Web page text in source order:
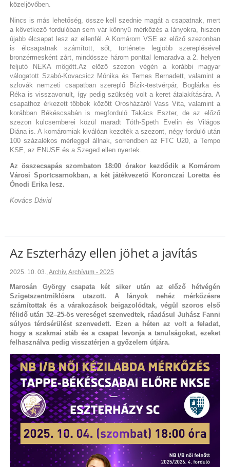
közeljövőben.
Nincs is más lehetőség, össze kell szednie magát a csapatnak, mert
a következő fordulóban sem vár könnyű mérkőzés a lányokra, hiszen
újabb élcsapat lesz az ellenfél. A Komárom VSE az előző szezonban
is élcsapatnak számított, sőt, története legjobb szereplésével
bronzérmesként zárt, mindössze három ponttal lemaradva a 2. helyen
feljutó NEKA mögött.Az előző szezon végén a korábbi magyar
válogatott Szabó-Kovacsicz Mónika és Temes Bernadett, valamint a
szlovák nemzeti csapatban szereplő Bízik-testvérpár, Boglárka és
Réka is visszavonult, így pedig szükség volt a keret átalakítására. A
csapathoz érkezett többek között Orosházáról Vass Vita, valamint a
korábban Békéscsabán is megforduló Takács Eszter, de az előző
szezon kulcsemberei közül maradt Tóth-Speth Evelin és Világos
Diána is. A komáromiak kiválóan kezdték a szezont, négy forduló után
100 százalékos mérleggel állnak, sorrendben az FTC U20, a Tempo
KSE, az ENUSE és a Szeged ellen nyertek.
Az összecsapás szombaton 18:00 órakor kezdődik a Komárom
Városi Sportcsarnokban, a két játékvezető Koronczai Loretta és
Ónodi Erika lesz.
Kovács Dávid
Az Eszterházy ellen jöhet a javítás
2025. 10. 03.,Archív,Archívum - 2025
Marosán György csapata két siker után az előző hétvégén
Szigetszentmiklósra utazott. A lányok nehéz mérkőzésre
számítottak és a várakozások beigazolódtak, végül szoros első
félidő után 32–25-ös vereséget szenvedtek, ráadásul Juhász Fanni
súlyos térdsérülést szenvedett. Ezen a héten az volt a feladat,
hogy a szakmai stáb és a csapat levonja a tanulságokat, ezeket
felhasználva pedig visszatérjen a győzelem útjára.